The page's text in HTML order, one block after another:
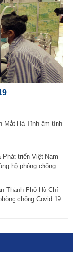
Mắt Hà Tĩnh âm tính
Phát triển Việt Nam
hộ phòng chống
Thành Phố Hồ Chí
chống Covid 19